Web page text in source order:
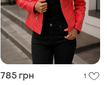
785 грн 1